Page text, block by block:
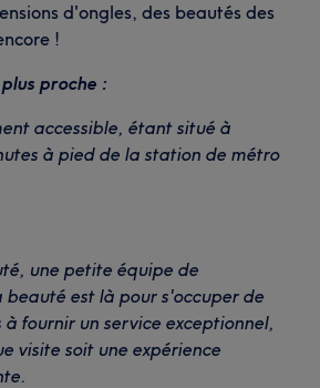
d'ongles, des beautés des
!
proche :
accessible, étant situé à
à pied de la station de métro
une petite équipe de
beauté est là pour s'occuper de
à fournir un service exceptionnel,
visite soit une expérience